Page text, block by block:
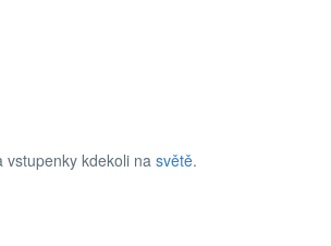
vstupenky kdekoli na světě.